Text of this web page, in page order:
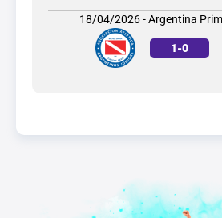
18/04/2026 - Argentina
1-0